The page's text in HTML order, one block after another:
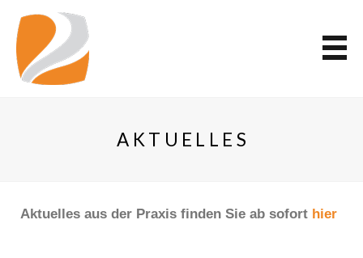
AKTUELLES
Aktuelles aus der Praxis finden Sie ab sofort hier